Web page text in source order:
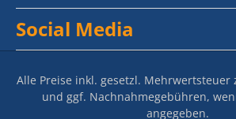
Social Media
Alle Preise inkl. gesetzl. Mehrwertsteuer
und ggf. Nachnahmegebühren,
angegeben.